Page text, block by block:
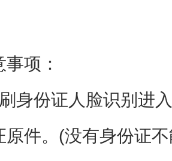
项：
身份证人脸识别进
原件。(没有身份证